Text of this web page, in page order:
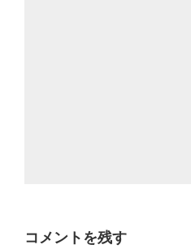
コメントを残す